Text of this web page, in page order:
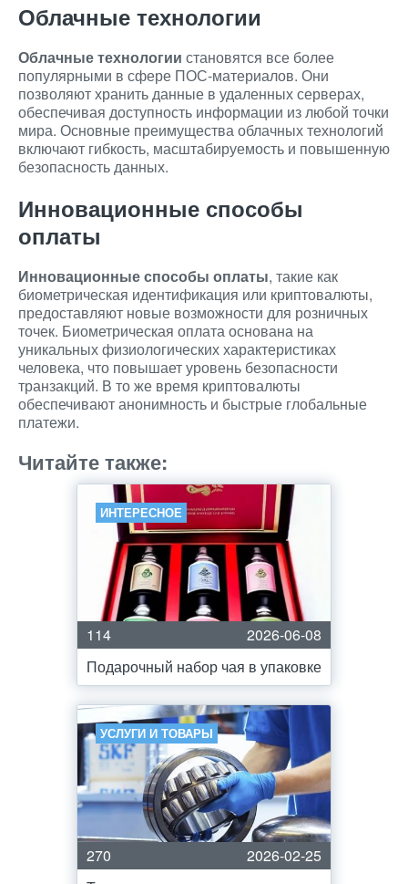
Облачные технологии
Облачные технологии становятся все более
популярными в сфере ПОС-материалов. Они
позволяют хранить данные в удаленных серверах,
обеспечивая доступность информации из любой точки
мира. Основные преимущества облачных технологий
включают гибкость, масштабируемость и повышенную
безопасность данных.
Инновационные способы
оплаты
Инновационные способы оплаты, такие как
биометрическая идентификация или криптовалюты,
предоставляют новые возможности для розничных
точек. Биометрическая оплата основана на
уникальных физиологических характеристиках
человека, что повышает уровень безопасности
транзакций. В то же время криптовалюты
обеспечивают анонимность и быстрые глобальные
платежи.
Читайте также:
ИНТЕРЕСНОЕ
114
2026-06-08
Подарочный набор чая в упаковке
УСЛУГИ И ТОВАРЫ
270
2026-02-25